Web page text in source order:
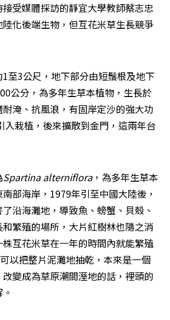
受媒體採訪的靜宜大學教師蔡志忠
化後端生物，但互花米草生長競爭
至3公尺，地下部分由短鬚根及地下
公分，為多年生草本植物，生長於
淹、抗風浪，有固岸定沙的強大功
入栽植，後來擴散到金門，這兩年台
Spartina alterniflora，為多年生草本
部海岸，1979年引至中國大陸後，
沿海灘地，導致魚、螃蟹、貝殼、
繁殖的場所，大片紅樹林也隨之消
互花米草在一年的時間內就能繁殖
以把整片泥灘地抽乾，本來是一個
變成為草原潮間溼地的話，裡頭的